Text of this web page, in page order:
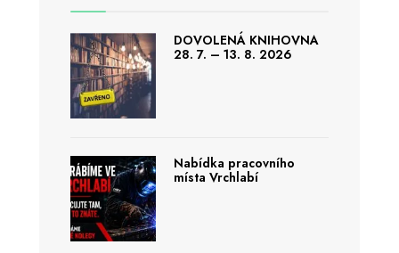
DOVOLENÁ KNIHOVNA
28. 7. – 13. 8. 2026
Nabídka pracovního
místa Vrchlabí